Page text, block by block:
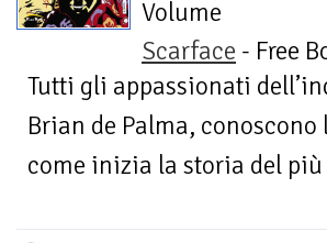
Volume
Scarface - Free
Tutti gli appassionati
Brian de Palma,
come inizia la storia del